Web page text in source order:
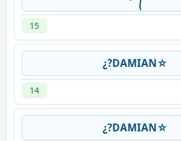
15
¿?DAMIAN☆
14
¿?DAMIAN☆